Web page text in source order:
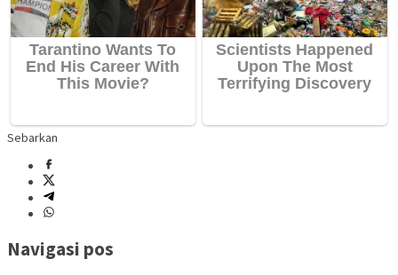
Sebarkan
Navigasi pos